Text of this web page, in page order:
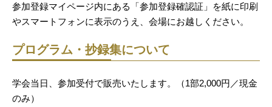
参加登録マイページ内にある「参加登録確認証」を紙に印刷
やスマートフォンに表示のうえ、会場にお越しください。
プログラム・抄録集について
学会当日、参加受付で販売いたします。（1部2,000円／現金
のみ）